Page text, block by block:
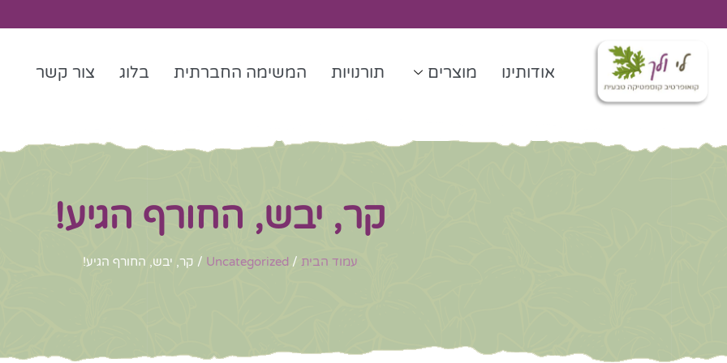
לתוכן
אודותינו מוצרים תורנויות המשימה החברתית בלוג צור קשר
קר, יבש, החורף הגיע!
עמוד הבית /
Uncategorized / קר, יבש, החורף הגיע!